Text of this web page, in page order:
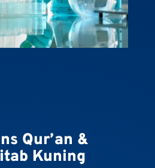
Qur’an &
Kuning